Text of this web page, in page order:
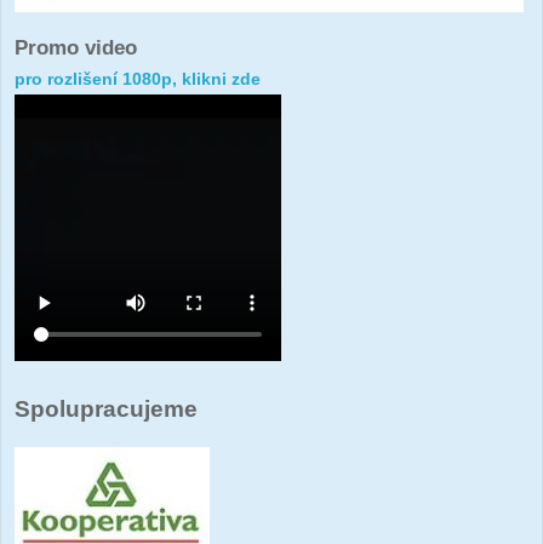
Promo video
pro rozlišení 1080p, klikni zde
Spolupracujeme